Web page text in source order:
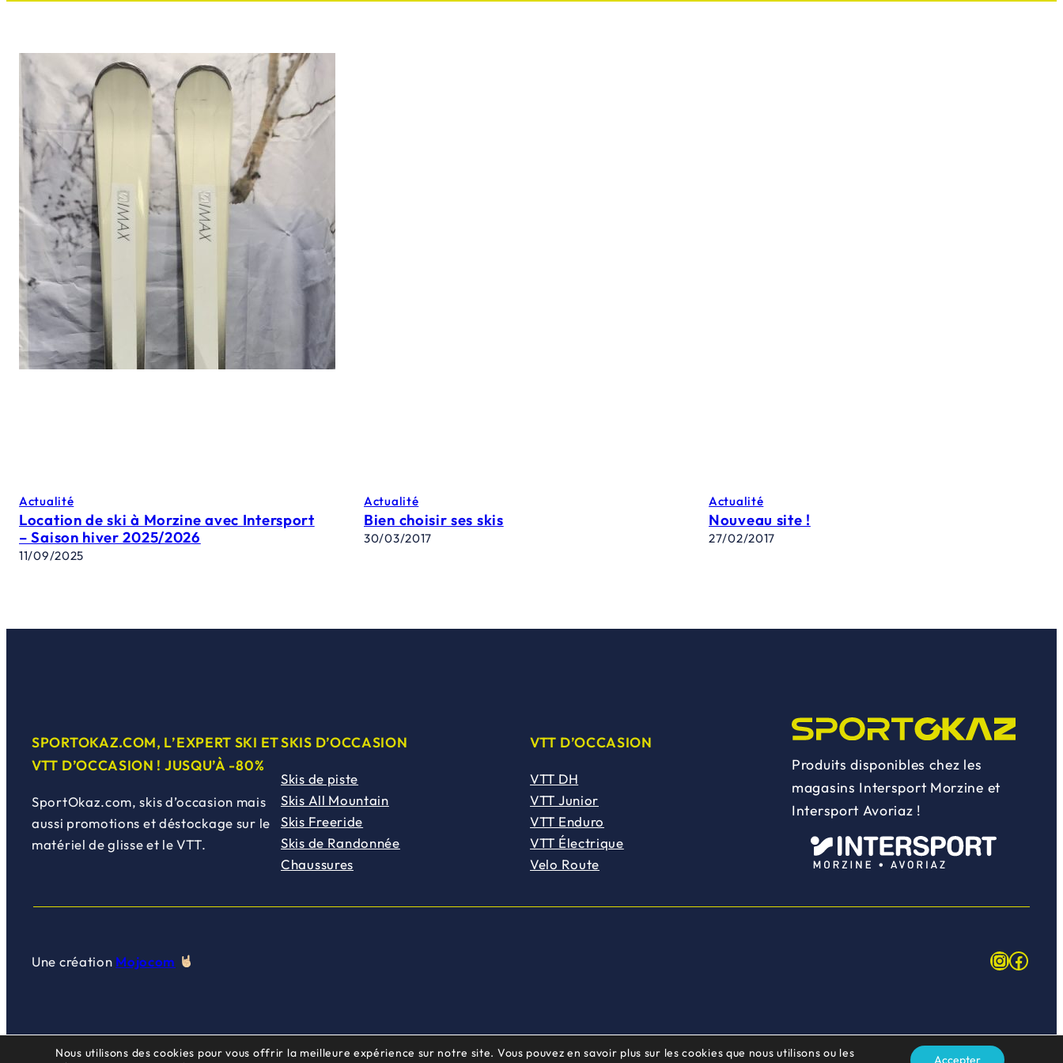
Actualité
Location de ski à Morzine avec Intersport
– Saison hiver 2025/2026
11/09/2025
Actualité
Bien choisir ses skis
30/03/2017
Actualité
Nouveau site !
27/02/2017
SPORTOKAZ.COM, L’EXPERT SKI ET
VTT D’OCCASION ! JUSQU’À -80%
SportOkaz.com, skis d’occasion mais
aussi promotions et déstockage sur le
matériel de glisse et le VTT.
SKIS D’OCCASION
Skis de piste
Skis All Mountain
Skis Freeride
Skis de Randonnée
Chaussures
VTT D’OCCASION
VTT DH
VTT Junior
VTT Enduro
VTT Électrique
Velo Route
Produits disponibles chez les
magasins Intersport Morzine et
Intersport Avoriaz !
Une création Mojocom
Nous utilisons des cookies pour vous offrir la meilleure expérience sur notre site. Vous pouvez en savoir plus sur les cookies que nous utilisons ou les
Accepter